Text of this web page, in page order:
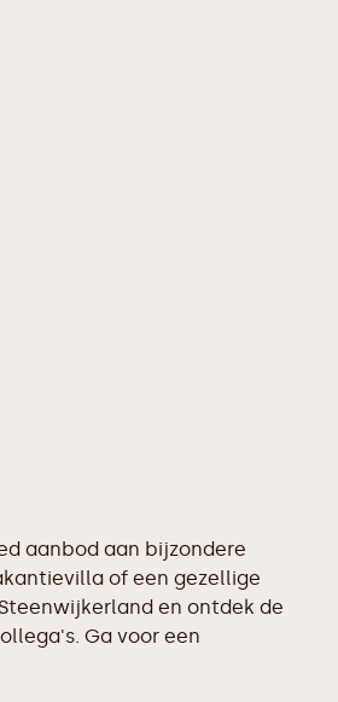
aanbod aan bijzondere
of een gezellige
en ontdek de
Ga voor een